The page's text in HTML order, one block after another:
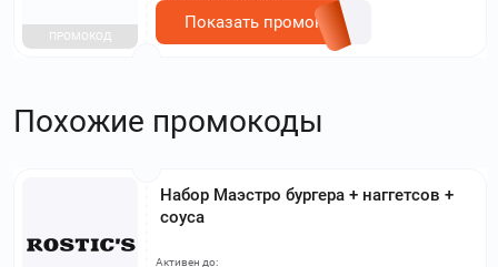
ПРОМОКОД
Показать промокод
Похожие промокоды
Набор Маэстро бургера + наггетсов +
соуса
Активен до: